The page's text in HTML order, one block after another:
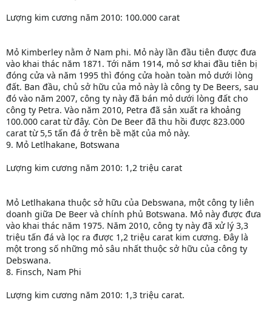
Lượng kim cương năm 2010: 100.000 carat
Mỏ Kimberley nằm ở Nam phi. Mỏ này lần đầu tiên được đưa
vào khai thác năm 1871. Tới năm 1914, mỏ sơ khai đầu tiên bị
đóng cửa và năm 1995 thì đóng cửa hoàn toàn mỏ dưới lòng
đất. Ban đầu, chủ sở hữu của mỏ này là công ty De Beers, sau
đó vào năm 2007, công ty này đã bán mỏ dưới lòng đất cho
công ty Petra. Vào năm 2010, Petra đã sản xuất ra khoảng
100.000 carat từ đây. Còn De Beer đã thu hồi được 823.000
carat từ 5,5 tấn đá ở trên bề mặt của mỏ này.
9. Mỏ Letlhakane, Botswana
Lượng kim cương năm 2010: 1,2 triệu carat
Mỏ Letlhakana thuộc sở hữu của Debswana, một công ty liên
doanh giữa De Beer và chính phủ Botswana. Mỏ này được đưa
vào khai thác năm 1975. Năm 2010, công ty này đã xử lý 3,3
triệu tấn đá và lọc ra được 1,2 triệu carat kim cương. Đây là
một trong số những mỏ sâu nhất thuộc sở hữu của công ty
Debswana.
8. Finsch, Nam Phi
Lượng kim cương năm 2010: 1,3 triệu carat.